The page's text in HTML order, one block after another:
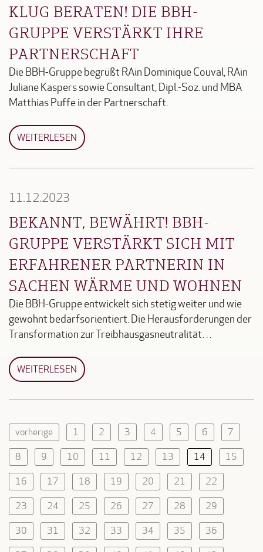
KLUG BERATEN! DIE BBH-
GRUPPE VERSTÄRKT IHRE
PARTNERSCHAFT
Die BBH-Gruppe begrüßt RAin Dominique Couval, RAin
Juliane Kaspers sowie Consultant, Dipl.-Soz. und MBA
Matthias Puffe in der Partnerschaft.
WEITERLESEN
11.12.2023
BEKANNT, BEWÄHRT! BBH-
GRUPPE VERSTÄRKT SICH MIT
ERFAHRENER PARTNERIN IN
SACHEN WÄRME UND WOHNEN
Die BBH-Gruppe entwickelt sich stetig weiter und wie
gewohnt bedarfsorientiert. Die Herausforderungen der
Transformation zur Treibhausgasneutralität…
WEITERLESEN
vorherige 1 2 3 4 5 6 7
8 9 10 11 12 13 14 15
16 17 18 19 20 21 22
23 24 25 26 27 28 29
30 31 32 33 34 35 36